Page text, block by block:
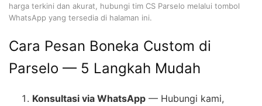
harga terkini dan akurat, hubungi tim CS Parselo melalui tombol
WhatsApp yang tersedia di halaman ini.
Cara Pesan Boneka Custom di
Parselo — 5 Langkah Mudah
Konsultasi via WhatsApp — Hubungi kami,